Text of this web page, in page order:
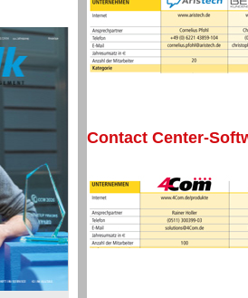
Contact Center-